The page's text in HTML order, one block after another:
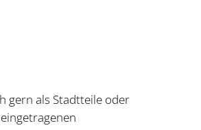
gern als Stadtteile oder